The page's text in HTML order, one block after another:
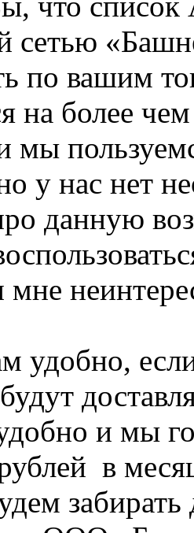
сетью
по вашим
на более
мы
у нас нет
данную
удобно,
и мы
в